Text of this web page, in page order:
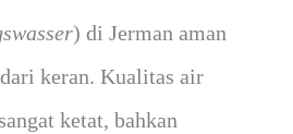
) di Jerman aman
keran. Kualitas air
ketat, bahkan